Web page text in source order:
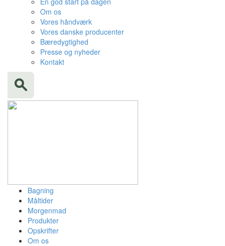
Om os
Vores håndværk
Vores danske producenter
Bæredygtighed
Presse og nyheder
Kontakt
Bagning
Måltider
Morgenmad
Produkter
Opskrifter
Om os